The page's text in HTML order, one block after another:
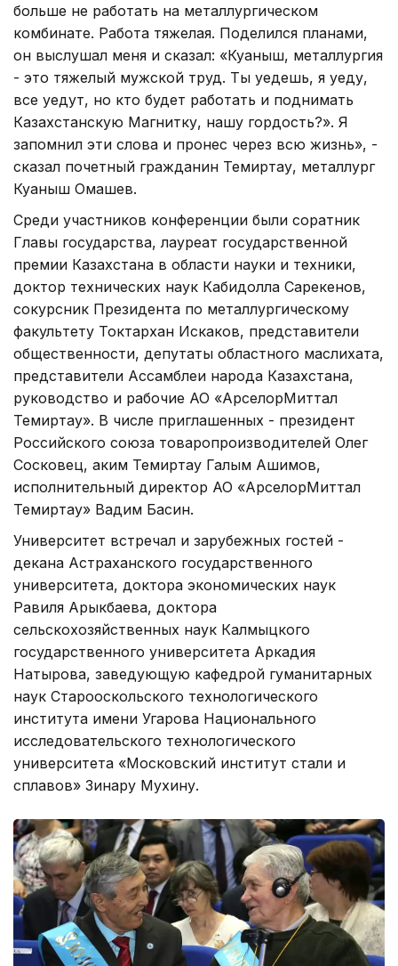
больше не работать на металлургическом
комбинате. Работа тяжелая. Поделился планами,
он выслушал меня и сказал: «Куаныш, металлургия
- это тяжелый мужской труд. Ты уедешь, я уеду,
все уедут, но кто будет работать и поднимать
Казахстанскую Магнитку, нашу гордость?». Я
запомнил эти слова и пронес через всю жизнь», -
сказал почетный гражданин Темиртау, металлург
Куаныш Омашев.
Среди участников конференции были соратник
Главы государства, лауреат государственной
премии Казахстана в области науки и техники,
доктор технических наук Кабидолла Сарекенов,
сокурсник Президента по металлургическому
факультету Токтархан Искаков, представители
общественности, депутаты областного маслихата,
представители Ассамблеи народа Казахстана,
руководство и рабочие АО «АрселорМиттал
Темиртау». В числе приглашенных - президент
Российского союза товаропроизводителей Олег
Сосковец, аким Темиртау Галым Ашимов,
исполнительный директор АО «АрселорМиттал
Темиртау» Вадим Басин.
Университет встречал и зарубежных гостей -
декана Астраханского государственного
университета, доктора экономических наук
Равиля Арыкбаева, доктора
сельскохозяйственных наук Калмыцкого
государственного университета Аркадия
Натырова, заведующую кафедрой гуманитарных
наук Старооскольского технологического
института имени Угарова Национального
исследовательского технологического
университета «Московский институт стали и
сплавов» Зинару Мухину.